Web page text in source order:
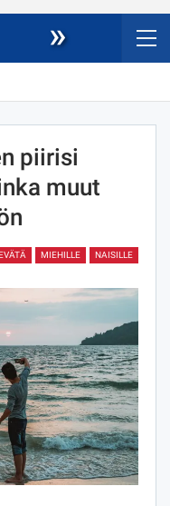
»
piirisi
muut
MIEHILLE NAISILLE